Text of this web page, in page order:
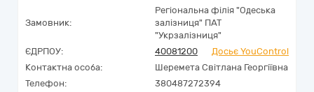
Замовник:
Регіональна філія "Одеська
залізниця" ПАТ
"Укрзалізниця"
ЄДРПОУ:
40081200
Досьє YouControl
Контактна особа:
Шеремета Світлана Георгіївна
Телефон:
380487272394